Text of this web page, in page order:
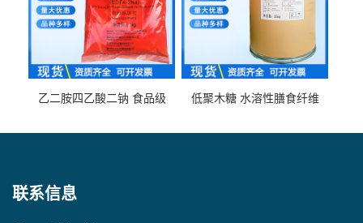
乙二胺四乙酸二钠 食品级
低聚木糖 水溶性膳食纤维
联系信息